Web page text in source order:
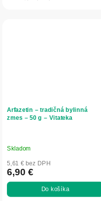
Arfazetin – tradičná bylinná
zmes – 50 g – Vitateka
Skladom
5,61 € bez DPH
6,90 €
Do košíka